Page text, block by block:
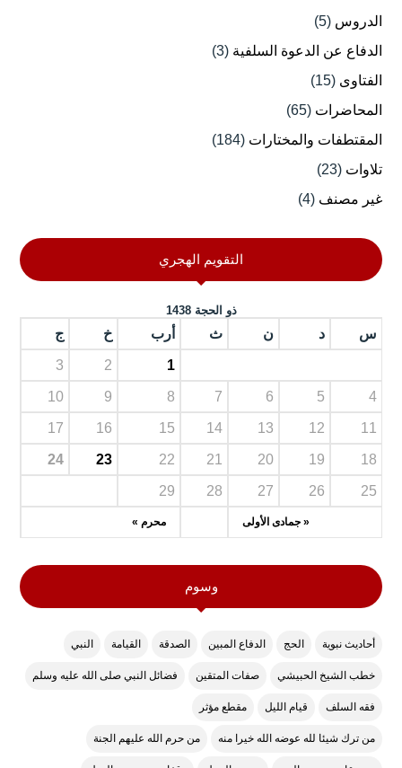
الدروس (5)
الدفاع عن الدعوة السلفية (3)
الفتاوى (15)
المحاضرات (65)
المقتطفات والمختارات (184)
تلاوات (23)
غير مصنف (4)
التقويم الهجري
ذو الحجة 1438
س د ن ث أرب خ ج
« جمادى الأولى محرم »
1
2
3
4
5
6
7
8
9
10
11
12
13
14
15
16
17
18
19
20
21
22
23
24
25
26
27
28
29
وسوم
أحاديث نبوية الحج الدفاع المبين الصدقة القيامة النبي
خطب الشيخ الحبيشي صفات المتقين فضائل النبي صلى الله عليه وسلم
فقه السلف قيام الليل مقطع مؤثر
من ترك شيئا لله عوضه الله خيرا منه من حرم الله عليهم الجنة